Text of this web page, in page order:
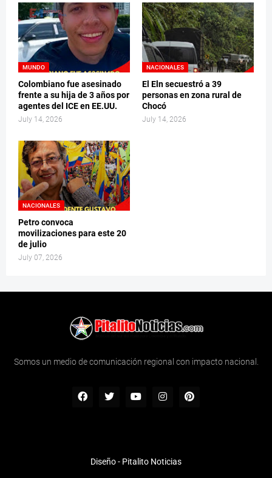
MUNDO
Colombiano fue asesinado
frente a su hija de 3 años por
agentes del ICE en EE.UU.
July 14, 2026
NACIONALES
El Eln secuestró a 39
personas en zona rural de
Chocó
July 14, 2026
NACIONALES
Petro convoca
movilizaciones para este 20
de julio
July 07, 2026
Somos un medio de comunicación regional con impacto nacional.
Diseño - Pitalito Noticias